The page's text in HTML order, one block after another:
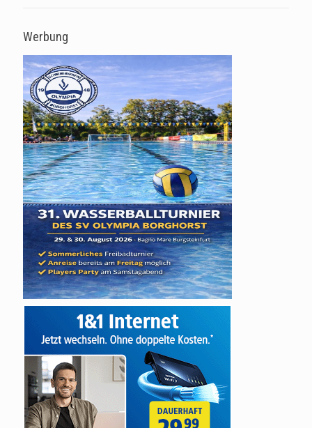
Werbung